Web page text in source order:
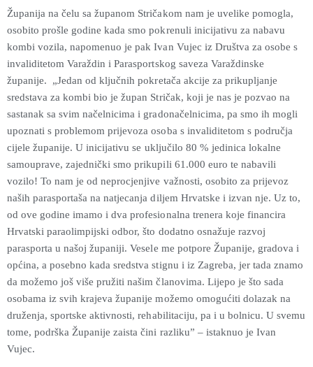
Županija na čelu sa županom Stričakom nam je uvelike pomogla,
osobito prošle godine kada smo pokrenuli inicijativu za nabavu
kombi vozila, napomenuo je pak Ivan Vujec iz Društva za osobe s
invaliditetom Varaždin i Parasportskog saveza Varaždinske
županije. „Jedan od ključnih pokretača akcije za prikupljanje
sredstava za kombi bio je župan Stričak, koji je nas je pozvao na
sastanak sa svim načelnicima i gradonačelnicima, pa smo ih mogli
upoznati s problemom prijevoza osoba s invaliditetom s područja
cijele županije. U inicijativu se uključilo 80 % jedinica lokalne
samouprave, zajednički smo prikupili 61.000 euro te nabavili
vozilo! To nam je od neprocjenjive važnosti, osobito za prijevoz
naših parasportaša na natjecanja diljem Hrvatske i izvan nje. Uz to,
od ove godine imamo i dva profesionalna trenera koje financira
Hrvatski paraolimpijski odbor, što dodatno osnažuje razvoj
parasporta u našoj županiji. Vesele me potpore Županije, gradova i
općina, a posebno kada sredstva stignu i iz Zagreba, jer tada znamo
da možemo još više pružiti našim članovima. Lijepo je što sada
osobama iz svih krajeva županije možemo omogućiti dolazak na
druženja, sportske aktivnosti, rehabilitaciju, pa i u bolnicu. U svemu
tome, podrška Županije zaista čini razliku” – istaknuo je Ivan
Vujec.